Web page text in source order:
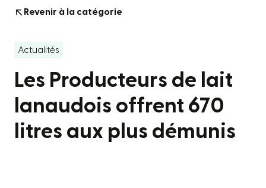
Revenir à la catégorie
Actualités
Les Producteurs de lait
lanaudois offrent 670
litres aux plus démunis